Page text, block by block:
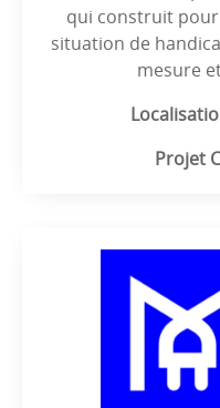
qui construit pour
situation de
mesure
Projet